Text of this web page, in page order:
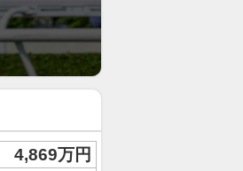
4,869万円